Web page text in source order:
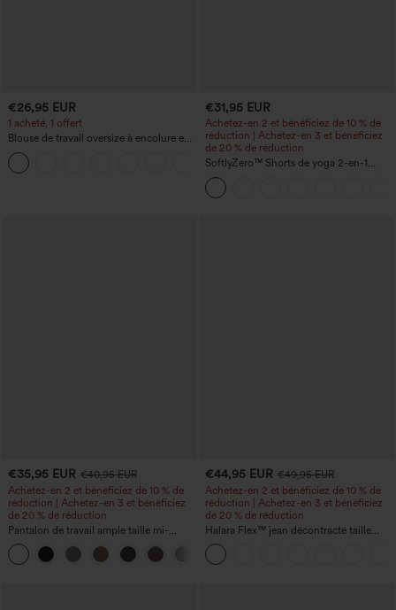
€26,95 EUR
1 acheté, 1 offert
Blouse de travail oversize à encolure en
V, manches courtes, en tissu
anti‑froissage
+1
€31,95 EUR
Achetez-en 2 et bénéficiez de 10 % de
réduction | Achetez-en 3 et bénéficiez
de 20 % de réduction
SoftlyZero™ Shorts de yoga 2-en-1
InstantCool, super taille haute, aérés, 5''
avec poches — longueur allongée
€35,95 EUR €40,95 EUR
Achetez-en 2 et bénéficiez de 10 % de
réduction | Achetez-en 3 et bénéficiez
de 20 % de réduction
Pantalon de travail ample taille mi-
haute, coupe « barrel » (jambe en forme
de tonneau) avec poches
€44,95 EUR €49,95 EUR
Achetez-en 2 et bénéficiez de 10 % de
réduction | Achetez-en 3 et bénéficiez
de 20 % de réduction
Halara Flex™ jean décontracté taille
haute, large, avec poches, ourlet
retroussé et effet délavé